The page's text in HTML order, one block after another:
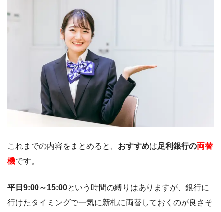
これまでの内容をまとめると、 おすすめは足利銀行の両替
機です。
平日9:00～15:00という時間の縛りはありますが、銀行に
行けたタイミングで一気に新札に両替しておくのが良さそ